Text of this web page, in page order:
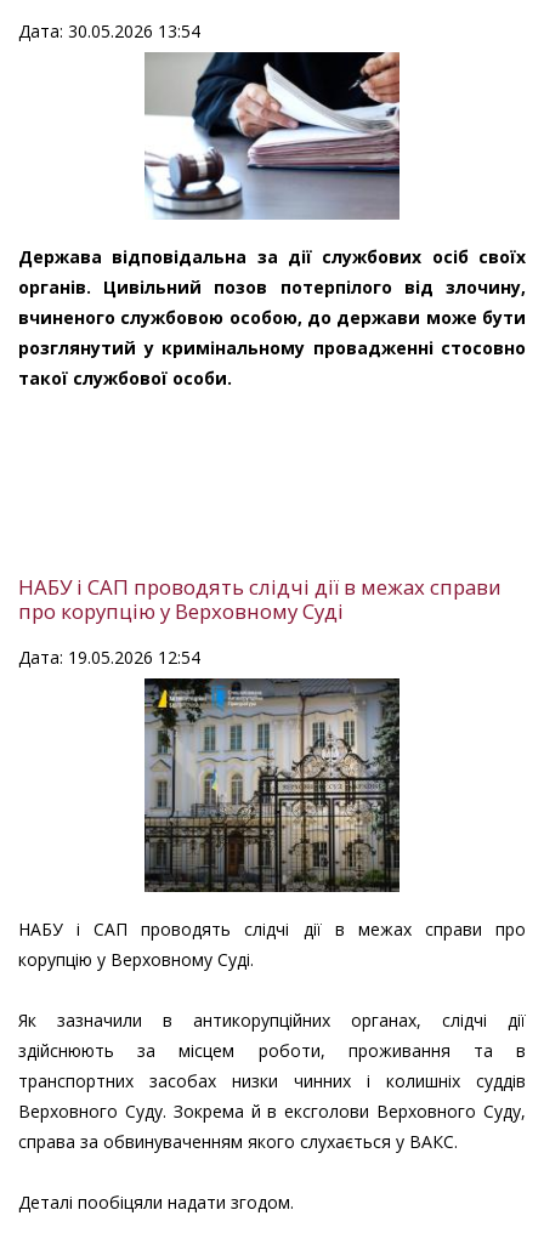
Дата: 30.05.2026 13:54
Держава відповідальна за дії службових осіб своїх
органів. Цивільний позов потерпілого від злочину,
вчиненого службовою особою, до держави може бути
розглянутий у кримінальному провадженні стосовно
такої службової особи.
НАБУ і САП проводять слідчі дії в межах справи
про корупцію у Верховному Суді
Дата: 19.05.2026 12:54
НАБУ і САП проводять слідчі дії в межах справи про
корупцію у Верховному Суді.
Як зазначили в антикорупційних органах, слідчі дії
здійснюють за місцем роботи, проживання та в
транспортних засобах низки чинних і колишніх суддів
Верховного Суду. Зокрема й в ексголови Верховного Суду,
справа за обвинуваченням якого слухається у ВАКС.
Деталі пообіцяли надати згодом.